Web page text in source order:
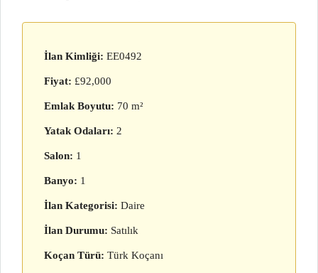
İlan Kimliği: EE0492
Fiyat: £92,000
Emlak Boyutu: 70 m²
Yatak Odaları: 2
Salon: 1
Banyo: 1
İlan Kategorisi: Daire
İlan Durumu: Satılık
Koçan Türü: Türk Koçanı